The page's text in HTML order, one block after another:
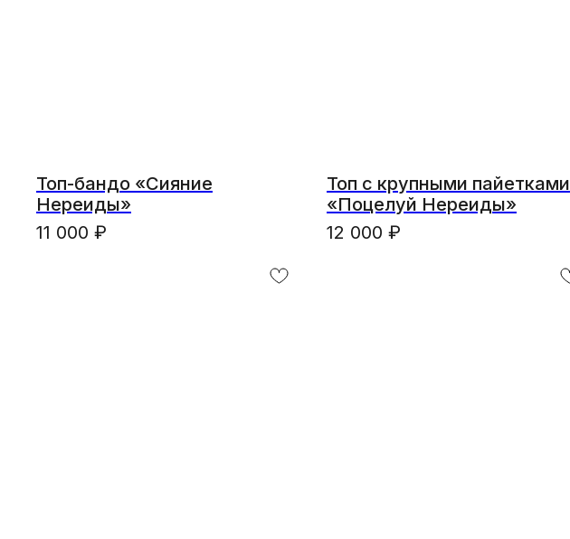
Топ-бандо «Сияние
Нереиды»
11 000 ₽
Топ с крупными пайетками
«Поцелуй Нереиды»
12 000 ₽